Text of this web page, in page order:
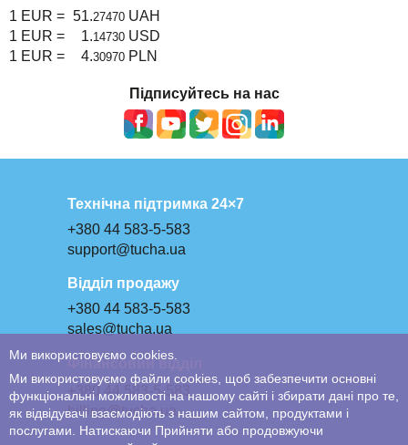
1 EUR = 51.27470 UAH
1 EUR =
1.14730 USD
1 EUR =
4.30970 PLN
Підписуйтесь на нас
Технічна підтримка 24×7
+380 44 583-5-583
support@tucha.ua
Відділ продажу
+380 44 583-5-583
sales@tucha.ua
Фінансовий відділ
+380 44 583-5-583
billing@tucha.ua
Ми використовуємо cookies.
Ми використовуємо файли cookies, щоб забезпечити основні
функціональні можливості на нашому сайті і збирати дані про те,
як відвідувачі взаємодіють з нашим сайтом, продуктами і
послугами. Натискаючи Прийняти або продовжуючи